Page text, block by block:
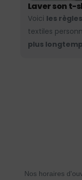
Laver son t-
Voici les
textiles
plus
Nos horaires